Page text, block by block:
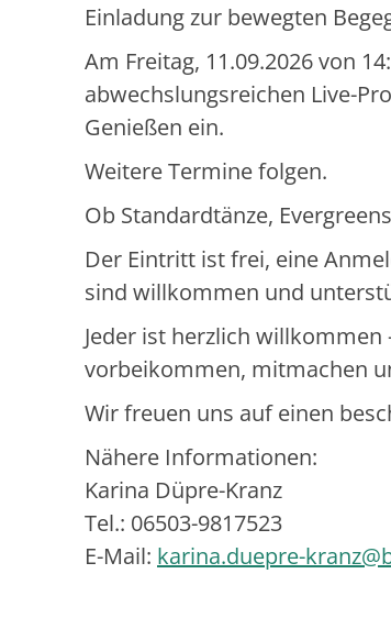
Einladung zur bewegten
Am Freitag, 11.09.2026 von
abwechslungsreichen Live-
Genießen ein.
Weitere Termine folgen.
Ob Standardtänze,
Der Eintritt ist frei, eine
sind willkommen und
Jeder ist herzlich
vorbeikommen, mitmachen
Wir freuen uns auf einen
Nähere Informationen:
Karina Düpre-Kranz
Tel.: 06503-9817523
E-Mail: karina.duepre-